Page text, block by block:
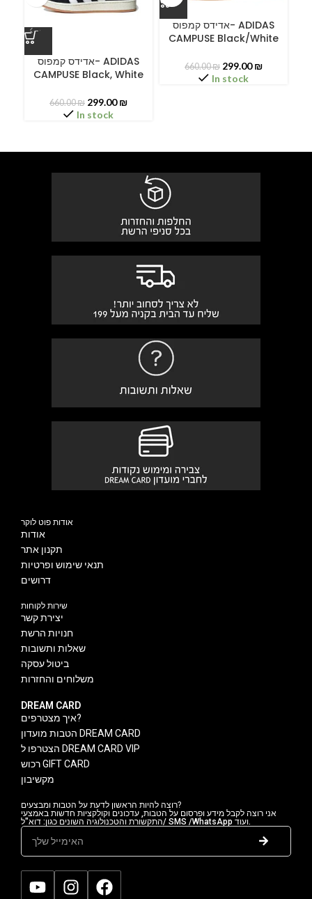
אדידס קמפוס- ADIDAS
CAMPUSE Black, White
660.00₪ 299.00₪
In stock
אדידס קמפוס- ADIDAS
CAMPUSE Black/White
660.00₪ 299.00₪
In stock
אודות פוט לוקר
אודות
תקנון אתר
תנאי שימוש ופרטיות
דרושים
שירות לקוחות
יצירת קשר
חנויות הרשת
שאלות ותשובות
ביטול עסקה
משלוחים והחזרות
DREAM CARD
איך מצטרפים?
הטבות מועדון DREAM CARD
הצטרפו ל DREAM CARD VIP
רכוש GIFT CARD
מקשיבון
רוצה להיות הראשון לדעת על הטבות ומבצעים?
אני רוצה לקבל מידע ופרסום על הטבות, עדכונים וקולקציות חדשות באמצעי
התקשורת והטכנולוגיה השונים כגון: דוא"ל/ SMS /WhatsApp ועוד.